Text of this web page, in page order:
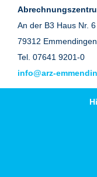
An der B3 Haus Nr. 6
79312 Emmendingen
Tel. 07641 9201-0
info@arz-